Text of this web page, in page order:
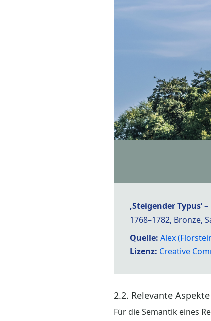
‚Steigender Typus‘
1768–1782, Bronze,
Quelle: Alex
Lizenz: Creative
2.2. Relevante
Für die Semantik eines